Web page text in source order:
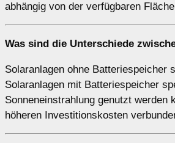
abhängig von der verfügbaren
Was sind die Unterschiede
Solaranlagen ohne
Solaranlagen mit Batteriespeicher
Sonneneinstrahlung genutzt
höheren Investitionskosten